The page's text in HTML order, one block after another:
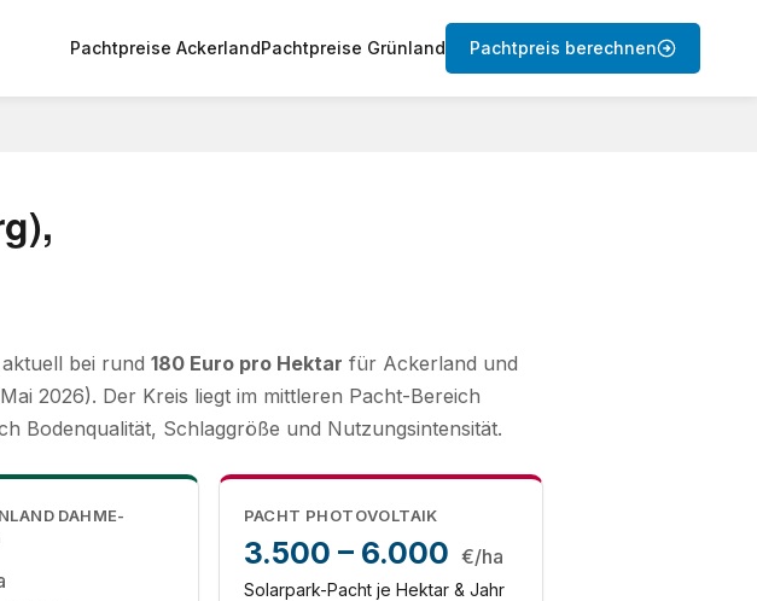
Pachtpreise AckerlandPachtpreise Grünland Pachtpreis berechnen
bei rund 180 Euro pro Hektar für Ackerland und
2026). Der Kreis liegt im mittleren Pacht-Bereich
Bodenqualität, Schlaggröße und Nutzungsintensität.
DAHME-
PACHT PHOTOVOLTAIK
3.500 – 6.000 €/ha
Solarpark-Pacht je Hektar & Jahr